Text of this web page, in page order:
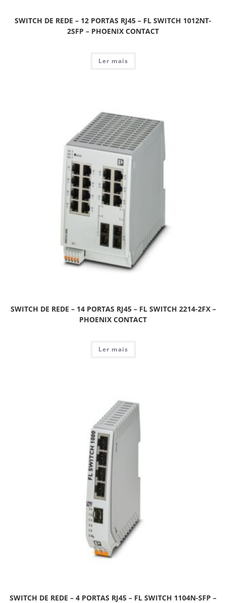
SWITCH DE REDE – 12 PORTAS RJ45 – FL SWITCH 1012NT-
2SFP – PHOENIX CONTACT
Ler mais
SWITCH DE REDE – 14 PORTAS RJ45 – FL SWITCH 2214-2FX –
PHOENIX CONTACT
Ler mais
SWITCH DE REDE – 4 PORTAS RJ45 – FL SWITCH 1104N-SFP –